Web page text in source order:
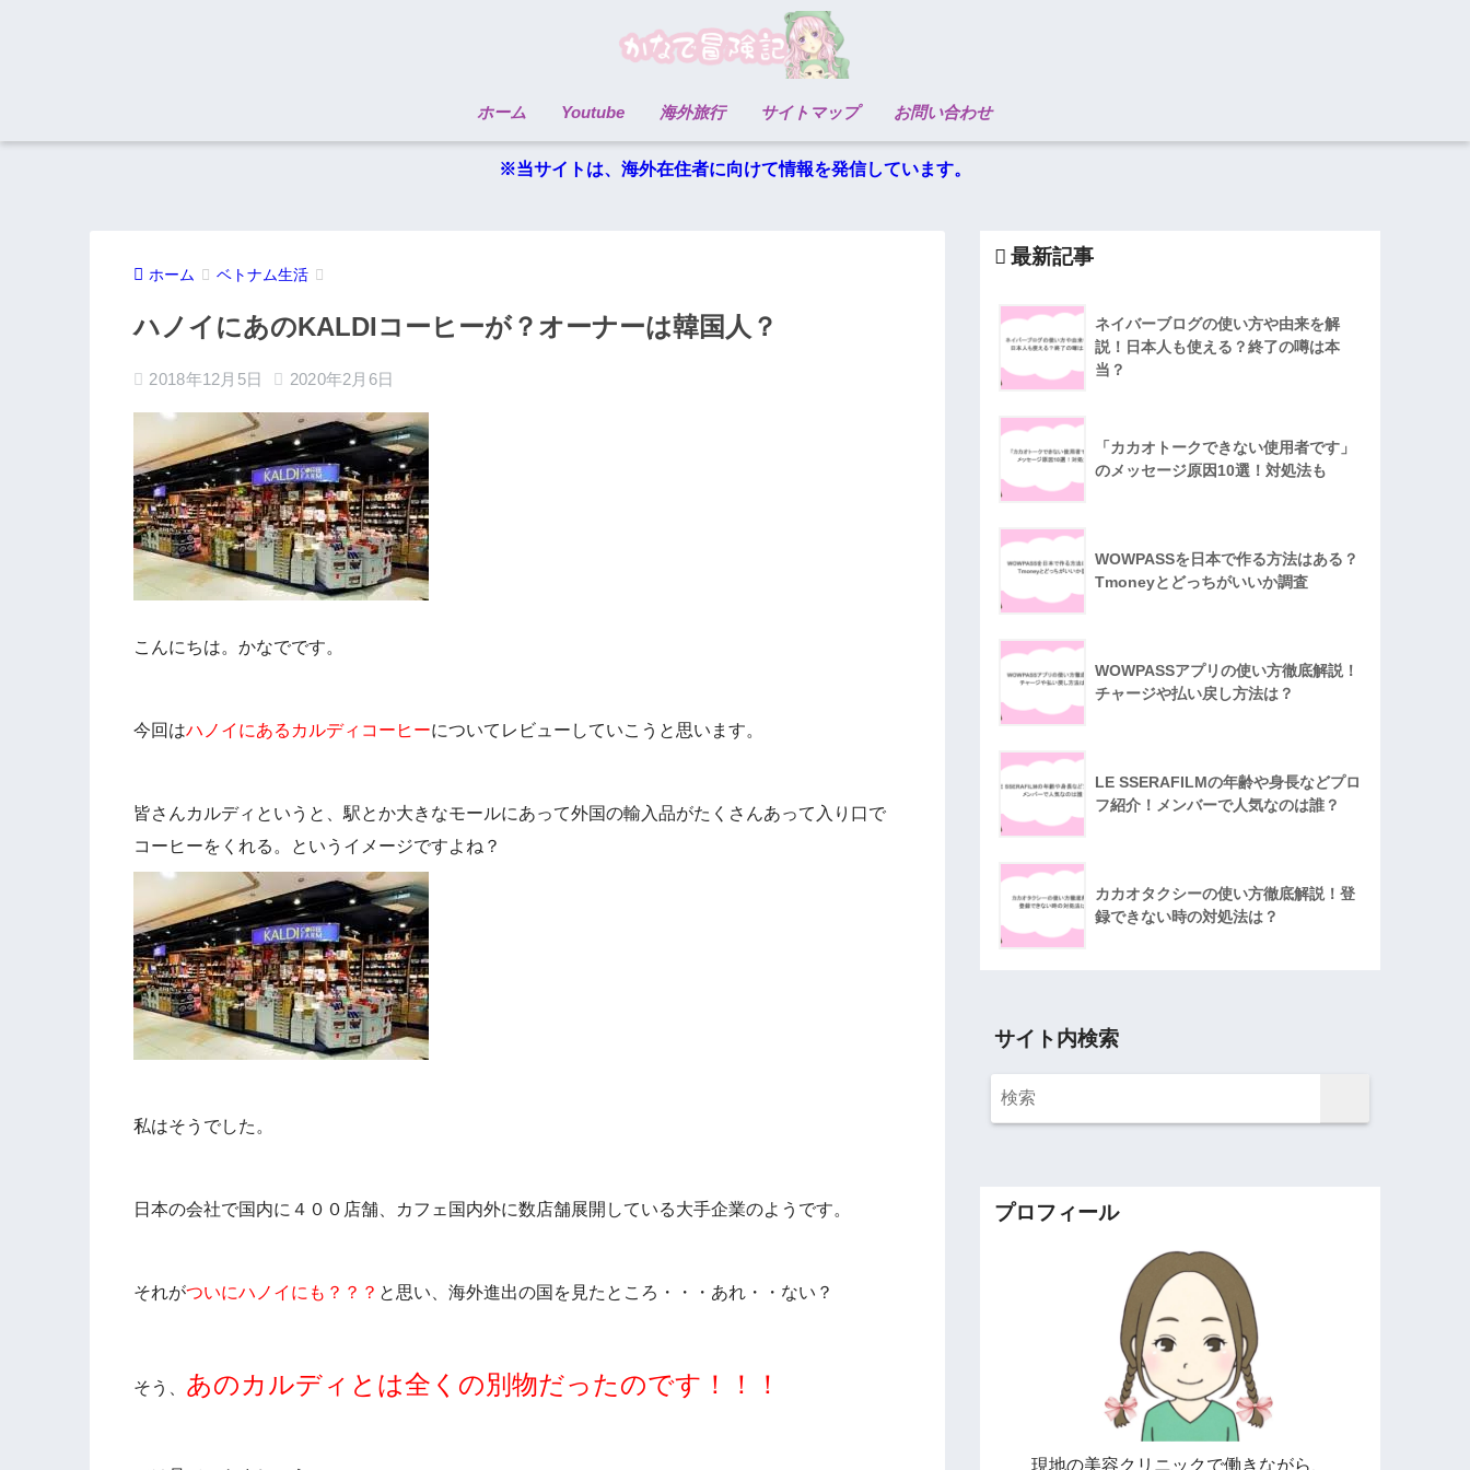
ホーム Youtube 海外旅行 サイトマップ お問い合わせ
※当サイトは、海外在住者に向けて情報を発信しています。
ホーム ベトナム生活
ハノイにあのKALDIコーヒーが？オーナーは韓国人？
2018年12月5日 2020年2月6日
こんにちは。かなでです。
今回はハノイにあるカルディコーヒーについてレビューしていこうと思います。
皆さんカルディというと、駅とか大きなモールにあって外国の輸入品がたくさんあって入り口で
コーヒーをくれる。というイメージですよね？
私はそうでした。
日本の会社で国内に４００店舗、カフェ国内外に数店舗展開している大手企業のようです。
それがついにハノイにも？？？ と思い、海外進出の国を見たところ・・・あれ・・ない？
そう、 あのカルディとは全くの別物だったのです！！！
最新記事
ネイバーブログの使い方や由来を解
説！日本人も使える？終了の噂は本
当？
「カカオトークできない使用者です」
のメッセージ原因10選！対処法も
WOWPASSを日本で作る方法はある？
Tmoneyとどっちがいいか調査
WOWPASSアプリの使い方徹底解説！
チャージや払い戻し方法は？
LE SSERAFILMの年齢や身長などプロ
フ紹介！メンバーで人気なのは誰？
カカオタクシーの使い方徹底解説！登
録できない時の対処法は？
サイト内検索
プロフィール
現地の美容クリニックで働きながら、